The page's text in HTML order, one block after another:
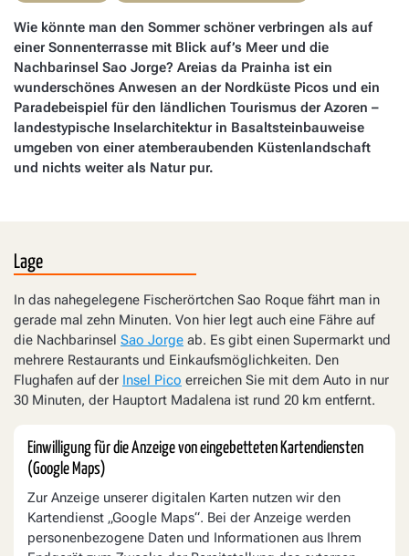
Wie könnte man den Sommer schöner verbringen als auf
einer Sonnenterrasse mit Blick auf’s Meer und die
Nachbarinsel Sao Jorge? Areias da Prainha ist ein
wunderschönes Anwesen an der Nordküste Picos und ein
Paradebeispiel für den ländlichen Tourismus der Azoren –
landestypische Inselarchitektur in Basaltsteinbauweise
umgeben von einer atemberaubenden Küstenlandschaft
und nichts weiter als Natur pur.
Lage
In das nahegelegene Fischerörtchen Sao Roque fährt man in
gerade mal zehn Minuten. Von hier legt auch eine Fähre auf
die Nachbarinsel Sao Jorge ab. Es gibt einen Supermarkt und
mehrere Restaurants und Einkaufsmöglichkeiten. Den
Flughafen auf der Insel Pico erreichen Sie mit dem Auto in nur
30 Minuten, der Hauptort Madalena ist rund 20 km entfernt.
Einwilligung für die Anzeige von eingebetteten Kartendiensten
(Google Maps)
Zur Anzeige unserer digitalen Karten nutzen wir den
Kartendienst „Google Maps“. Bei der Anzeige werden
personenbezogene Daten und Informationen aus Ihrem